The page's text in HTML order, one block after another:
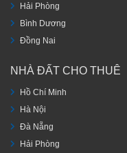
Hải Phòng
Bình Dương
Đồng Nai
NHÀ ĐẤT CHO THUÊ
Hồ Chí Minh
Hà Nội
Đà Nẵng
Hải Phòng